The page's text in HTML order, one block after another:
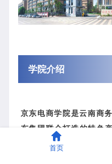
学院介绍
京东电商学院是云南商
东集团联合打造的特色
厅“现代学徒制”项目4项。
首页